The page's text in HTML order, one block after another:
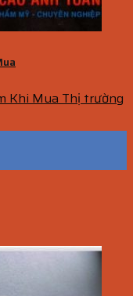
Khi Mua Thị trường